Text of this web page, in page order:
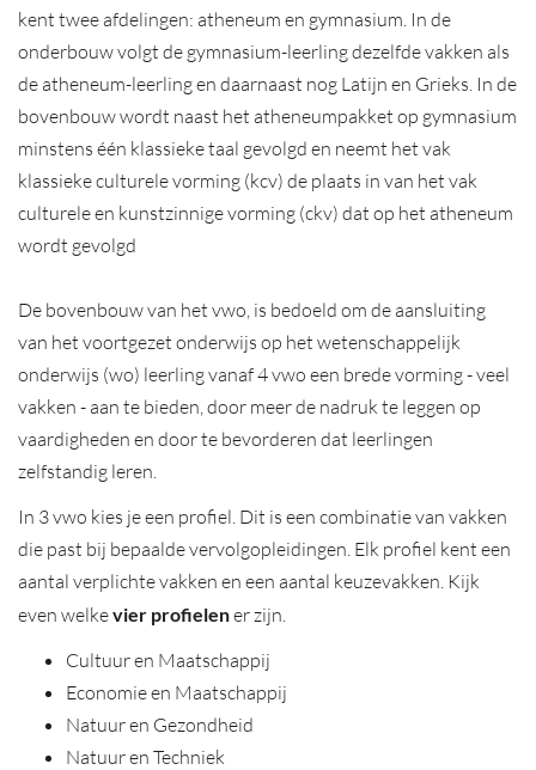
kent twee afdelingen: atheneum en gymnasium. In de
onderbouw volgt de gymnasium-leerling dezelfde vakken als
de atheneum-leerling en daarnaast nog Latijn en Grieks. In de
bovenbouw wordt naast het atheneumpakket op gymnasium
minstens één klassieke taal gevolgd en neemt het vak
klassieke culturele vorming (kcv) de plaats in van het vak
culturele en kunstzinnige vorming (ckv) dat op het atheneum
wordt gevolgd
De bovenbouw van het vwo, is bedoeld om de aansluiting
van het voortgezet onderwijs op het wetenschappelijk
onderwijs (wo) leerling vanaf 4 vwo een brede vorming - veel
vakken - aan te bieden, door meer de nadruk te leggen op
vaardigheden en door te bevorderen dat leerlingen
zelfstandig leren.
In 3 vwo kies je een profiel. Dit is een combinatie van vakken
die past bij bepaalde vervolgopleidingen. Elk profiel kent een
aantal verplichte vakken en een aantal keuzevakken. Kijk
even welkevier profielener zijn.
Cultuur en Maatschappij
Economie en Maatschappij
Natuur en Gezondheid
Natuur en Techniek